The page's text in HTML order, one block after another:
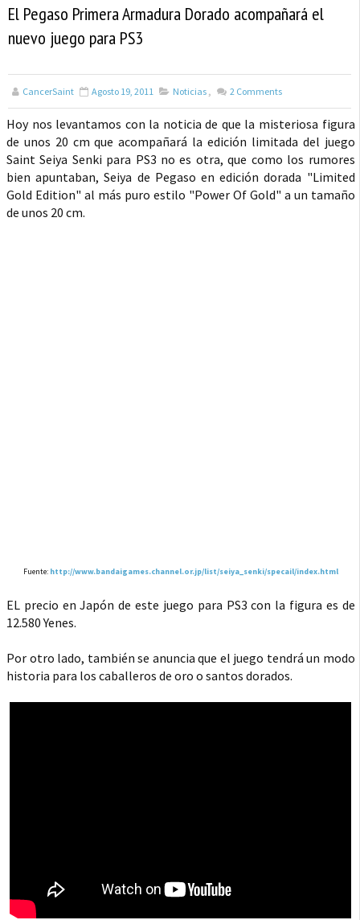
El Pegaso Primera Armadura Dorado acompañará el
nuevo juego para PS3
CancerSaint Agosto 19, 2011 Noticias , 2 Comments
Hoy nos levantamos con la noticia de que la misteriosa figura
de unos 20 cm que acompañará la edición limitada del juego
Saint Seiya Senki para PS3 no es otra, que como los rumores
bien apuntaban, Seiya de Pegaso en edición dorada "Limited
Gold Edition" al más puro estilo "Power Of Gold" a un tamaño
de unos 20 cm.
Fuente: http://www.bandaigames.channel.or.jp/list/seiya_senki/specail/index.html
EL precio en Japón de este juego para PS3 con la figura es de
12.580 Yenes.
Por otro lado, también se anuncia que el juego tendrá un modo
historia para los caballeros de oro o santos dorados.